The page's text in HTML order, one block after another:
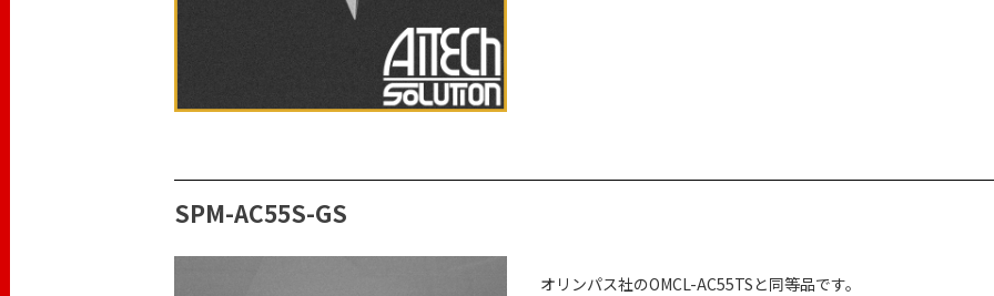
SPM-AC55S-GS
オリンパス社のOMCL-AC55TSと同等品です。